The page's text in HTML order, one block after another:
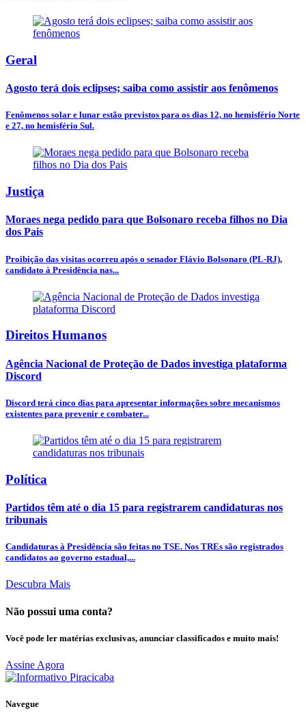
Geral
Agosto terá dois eclipses; saiba como assistir aos fenômenos
Fenômenos solar e lunar estão previstos para os dias 12, no hemisfério Norte
e 27, no hemisfério Sul.
Justiça
Moraes nega pedido para que Bolsonaro receba filhos no Dia
dos Pais
Proibição das visitas ocorreu após o senador Flávio Bolsonaro (PL-RJ),
candidato à Presidência nas...
Direitos Humanos
Agência Nacional de Proteção de Dados investiga plataforma
Discord
Discord terá cinco dias para apresentar informações sobre mecanismos
existentes para prevenir e combater...
Política
Partidos têm até o dia 15 para registrarem candidaturas nos
tribunais
Candidaturas à Presidência são feitas no TSE. Nos TREs são registrados
candidatos ao governo estadual,...
Descubra Mais
Não possui uma conta?
Você pode ler matérias exclusivas, anunciar classificados e muito mais!
Assine Agora
Navegue